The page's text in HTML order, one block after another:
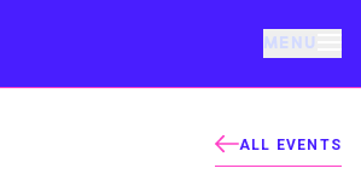
MENU
ALL EVENTS